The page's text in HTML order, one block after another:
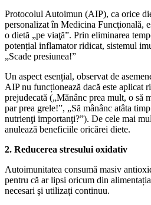
Protocolul Autoimun (AIP), ca orice
personalizat în Medicina Funcţională,
o dietă „pe viaţă”. Prin eliminarea
potențial inflamator ridicat, sistemul
„Scade presiunea!”
Un aspect esențial, observat de
AIP nu funcționează dacă este aplicat
prejudecată („Mănânc prea mult, o să
par prea grele!”, „Să mânânc atâta
nutrienţi importanţi?”). De cele mai
anulează beneficiile oricărei diete.
2. Reducerea stresului oxidativ
Autoimunitatea consumă masiv
pentru că ar lipsi oricum din
necesari şi utilizați continuu.